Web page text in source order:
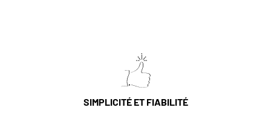
SIMPLICITÉ ET FIABILITÉ